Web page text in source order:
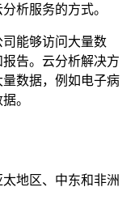
析服务的方式。
能够访问大量数
告。云分析解决方
数据，例如电子病
。
地区、中东和非洲